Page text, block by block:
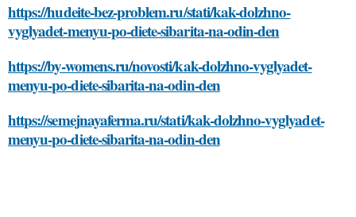
https://hudeite-bez-problem.ru/stati/kak-dolzhno-
vyglyadet-menyu-po-diete-sibarita-na-odin-den
https://by-womens.ru/novosti/kak-dolzhno-vyglyadet-
menyu-po-diete-sibarita-na-odin-den
https://semejnayaferma.ru/stati/kak-dolzhno-vyglyadet-
menyu-po-diete-sibarita-na-odin-den